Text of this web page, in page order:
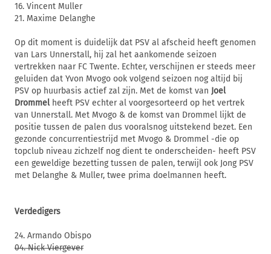
16. Vincent Muller
21. Maxime Delanghe
Op dit moment is duidelijk dat PSV al afscheid heeft genomen
van Lars Unnerstall, hij zal het aankomende seizoen
vertrekken naar FC Twente. Echter, verschijnen er steeds meer
geluiden dat Yvon Mvogo ook volgend seizoen nog altijd bij
PSV op huurbasis actief zal zijn. Met de komst van Joel
Drommelheeft PSV echter al voorgesorteerd op het vertrek
van Unnerstall. Met Mvogo & de komst van Drommel lijkt de
positie tussen de palen dus vooralsnog uitstekend bezet. Een
gezonde concurrentiestrijd met Mvogo & Drommel -die op
topclub niveau zichzelf nog dient te onderscheiden- heeft PSV
een geweldige bezetting tussen de palen, terwijl ook Jong PSV
met Delanghe & Muller, twee prima doelmannen heeft.
Verdedigers
24. Armando Obispo
04. Nick Viergever